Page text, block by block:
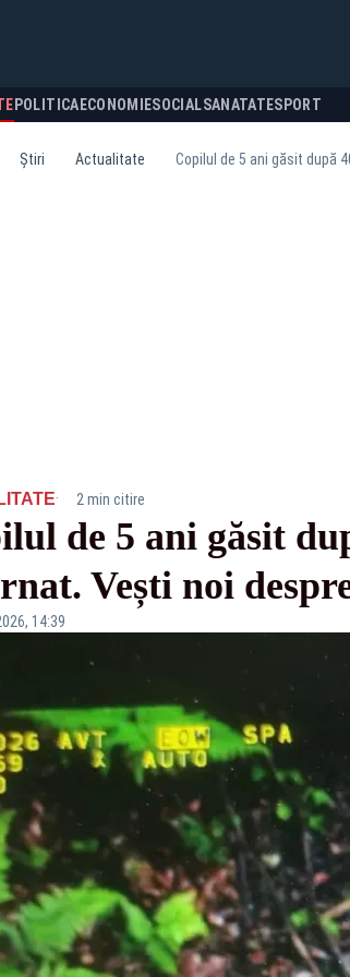
POLITICA ECONOMIESOCIALSANATATESPORT
Știri Actualitate Copilul de 5 ani găsit după
· 2 min citire
de 5 ani găsit
Vești noi
14:39